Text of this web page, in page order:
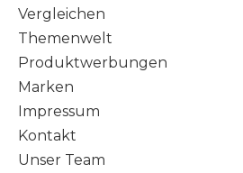
Vergleichen
Themenwelt
Produktwerbungen
Marken
Impressum
Kontakt
Unser Team